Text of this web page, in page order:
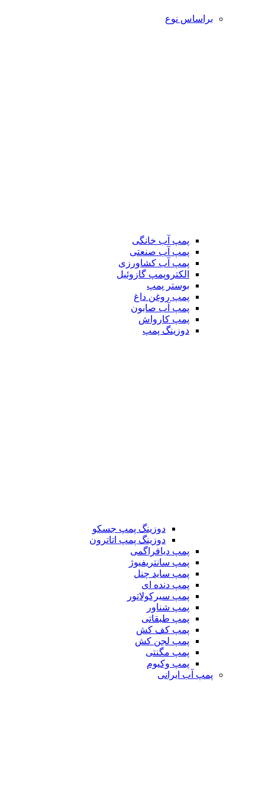
براساس نوع
پمپ آب خانگی
پمپ آب صنعتی
پمپ آب کشاورزی
الکتروپمپ گازوئیل
بوستر پمپ
پمپ روغن داغ
پمپ آب صابون
پمپ کارواش
دوزینگ پمپ
دوزینگ پمپ جسکو
دوزینگ پمپ اتاترون
پمپ دیافراگمی
پمپ سانتریفیوژ
پمپ ساید چنل
پمپ دنده ای
پمپ سیرکولاتور
پمپ شناور
پمپ طبقاتی
پمپ کف کش
پمپ لجن کش
پمپ مگنتی
پمپ وکیوم
پمپ آب ایرانی